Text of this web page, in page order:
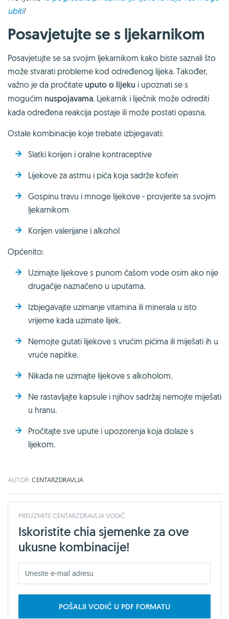
ubiti!
Posavjetujte se s ljekarnikom
Posavjetujte se sa svojim ljekarnikom kako biste saznali što
može stvarati probleme kod određenog lijeka. Također,
važno je da pročitate uputo o lijeku i upoznati se s
mogućim nuspojavama. Ljekarnik i liječnik može odrediti
kada određena reakcija postaje ili može postati opasna.
Ostale kombinacije koje trebate izbjegavati:
Slatki korijen i oralne kontraceptive
Lijekove za astmu i pića koja sadrže kofein
Gospinu travu i mnoge lijekove - provjerite sa svojim
ljekarnikom
Korijen valerijane i alkohol
Općenito:
Uzimajte lijekove s punom čašom vode osim ako nije
drugačije naznačeno u uputama.
Izbjegavajte uzimanje vitamina ili minerala u isto
vrijeme kada uzimate lijek.
Nemojte gutati lijekove s vrućim pićima ili miješati ih u
vruće napitke.
Nikada ne uzimajte lijekove s alkoholom.
Ne rastavljajte kapsule i njihov sadržaj nemojte miješati
u hranu.
Pročitajte sve upute i upozorenja koja dolaze s
lijekom.
AUTOR: CENTARZDRAVLJA
PREUZMITE CENTARZDRAVLJA VODIČ
Iskoristite chia sjemenke za ove
ukusne kombinacije!
POŠALJI VODIČ U PDF FORMATU